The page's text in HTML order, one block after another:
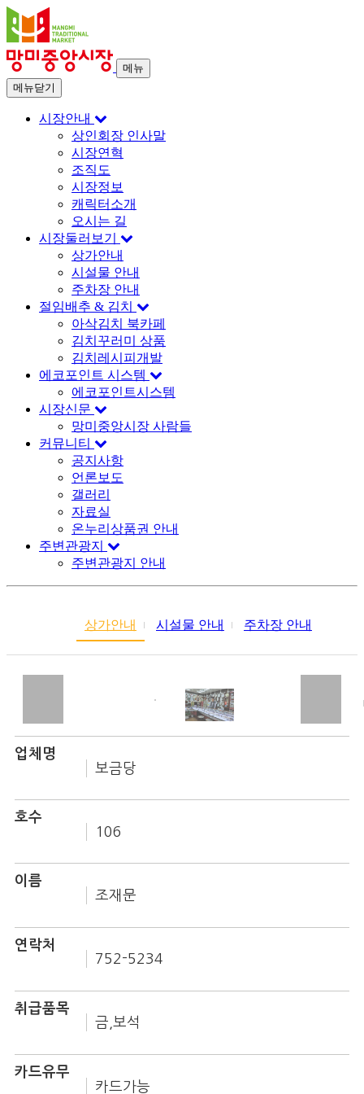
메뉴
메뉴닫기
시장안내
상인회장 인사말
시장연혁
조직도
시장정보
캐릭터소개
오시는 길
시장둘러보기
상가안내
시설물 안내
주차장 안내
절임배추 & 김치
아삭김치 북카페
김치꾸러미 상품
김치레시피개발
에코포인트 시스템
에코포인트시스템
시장신문
망미중앙시장 사람들
커뮤니티
공지사항
언론보도
갤러리
자료실
온누리상품권 안내
주변관광지
주변관광지 안내
상가안내 시설물 안내 주차장 안내
업체명
보금당
호수
106
이름
조재문
연락처
752-5234
취급품목
금,보석
카드유무
카드가능